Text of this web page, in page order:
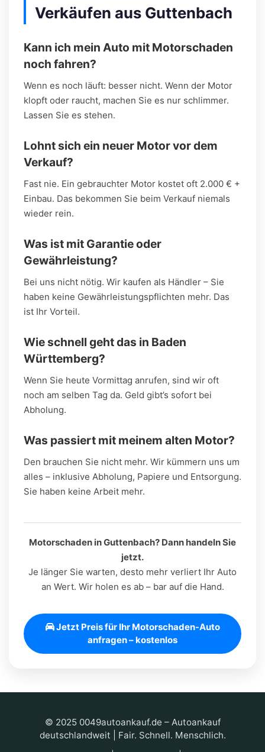
Verkäufen aus Guttenbach
Kann ich mein Auto mit Motorschaden
noch fahren?
Wenn es noch läuft: besser nicht. Wenn der Motor
klopft oder raucht, machen Sie es nur schlimmer.
Lassen Sie es stehen.
Lohnt sich ein neuer Motor vor dem
Verkauf?
Fast nie. Ein gebrauchter Motor kostet oft 2.000 € +
Einbau. Das bekommen Sie beim Verkauf niemals
wieder rein.
Was ist mit Garantie oder
Gewährleistung?
Bei uns nicht nötig. Wir kaufen als Händler – Sie
haben keine Gewährleistungspflichten mehr. Das
ist Ihr Vorteil.
Wie schnell geht das in Baden
Württemberg?
Wenn Sie heute Vormittag anrufen, sind wir oft
noch am selben Tag da. Geld gibt’s sofort bei
Abholung.
Was passiert mit meinem alten Motor?
Den brauchen Sie nicht mehr. Wir kümmern uns um
alles – inklusive Abholung, Papiere und Entsorgung.
Sie haben keine Arbeit mehr.
Motorschaden in Guttenbach? Dann handeln Sie
jetzt.
Je länger Sie warten, desto mehr verliert Ihr Auto
an Wert. Wir holen es ab – bar auf die Hand.
Jetzt Preis für Ihr Motorschaden-Auto
anfragen – kostenlos
© 2025 0049autoankauf.de – Autoankauf
deutschlandweit | Fair. Schnell. Menschlich.